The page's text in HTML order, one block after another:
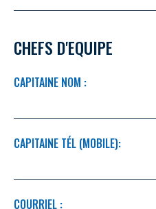
CHEFS D'EQUIPE
CAPITAINE NOM :
CAPITAINE TÉL (MOBILE):
COURRIEL :